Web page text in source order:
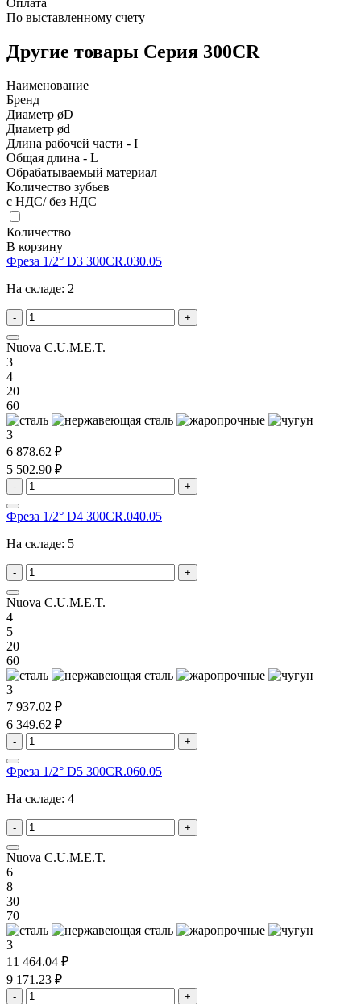
По выставленному счету
Другие товары Серия 300CR
Наименование
Бренд
Диаметр øD
Диаметр ød
Длина рабочей части - I
Общая длина - L
Обрабатываемый материал
Количество зубьев
с НДС/ без НДС
Количество
В корзину
Фреза 1/2° D3 300CR.030.05
На складе: 2
- +
Nuova C.U.M.E.T.
3
4
20
60
3
6 878.62 ₽
5 502.90 ₽
- +
Фреза 1/2° D4 300CR.040.05
На складе: 5
- +
Nuova C.U.M.E.T.
4
5
20
60
3
7 937.02 ₽
6 349.62 ₽
- +
Фреза 1/2° D5 300CR.060.05
На складе: 4
- +
Nuova C.U.M.E.T.
6
8
30
70
3
11 464.04 ₽
9 171.23 ₽
- +